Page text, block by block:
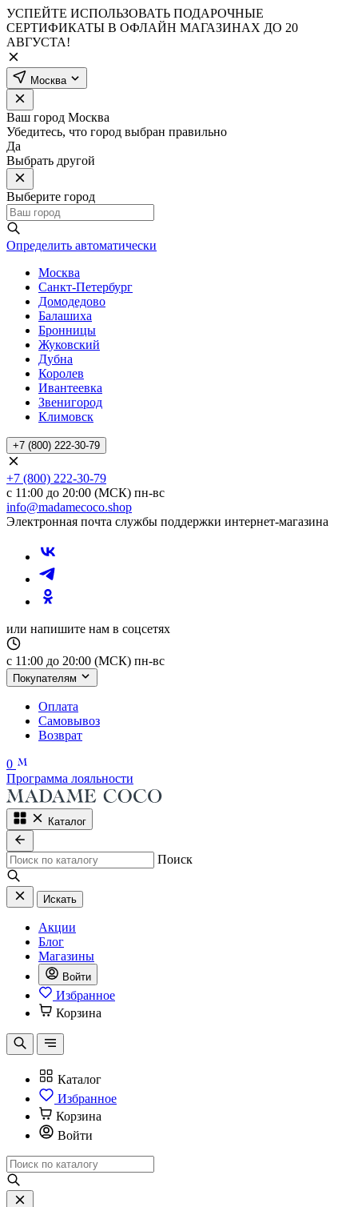
УСПЕЙТЕ ИСПОЛЬЗОВАТЬ ПОДАРОЧНЫЕ
СЕРТИФИКАТЫ В ОФЛАЙН МАГАЗИНАХ ДО 20
АВГУСТА!
Москва
Ваш город Москва
Убедитесь, что город выбран правильно
Да
Выбрать другой
Выберите город
Определить автоматически
Москва
Санкт-Петербург
Домодедово
Балашиха
Бронницы
Жуковский
Дубна
Королев
Ивантеевка
Звенигород
Климовск
+7 (800) 222-30-79
+7 (800) 222-30-79
с 11:00 до 20:00 (МСК) пн-вс
info@madamecoco.shop
Электронная почта службы поддержки интернет-магазина
или напишите нам в соцсетях
с 11:00 до 20:00 (МСК) пн-вс
Покупателям
Оплата
Самовывоз
Возврат
0
Программа лояльности
Каталог
Поиск
Искать
Акции
Блог
Магазины
Войти
Избранное
Корзина
Каталог
Избранное
Корзина
Войти